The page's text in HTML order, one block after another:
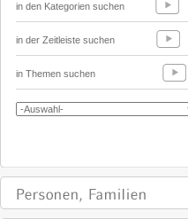
in den Kategorien suchen
in der Zeitleiste suchen
in Themen suchen